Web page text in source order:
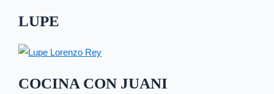
LUPE
COCINA CON JUANI